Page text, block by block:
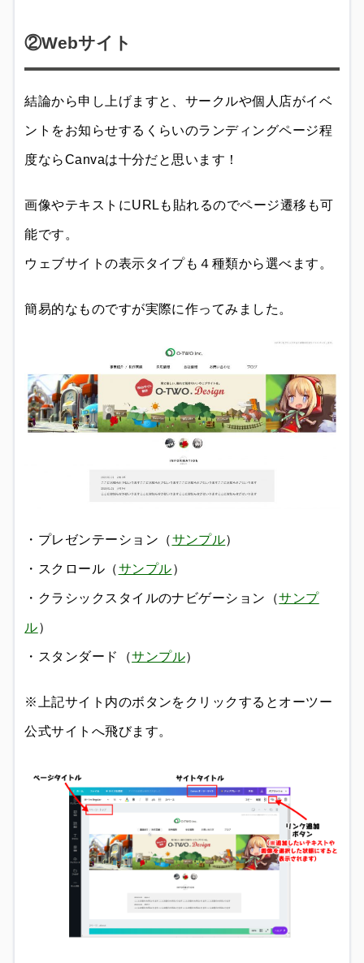
②Webサイト
結論から申し上げますと、サークルや個人店がイベ
ントをお知らせするくらいのランディングページ程
度ならCanvaは十分だと思います！
画像やテキストにURLも貼れるのでページ遷移も可
能です。
ウェブサイトの表示タイプも４種類から選べます。
簡易的なものですが実際に作ってみました。
・プレゼンテーション（サンプル）
・スクロール（サンプル）
・クラシックスタイルのナビゲーション（サンプ
ル）
・スタンダード（サンプル）
※上記サイト内のボタンをクリックするとオーツー
公式サイトへ飛びます。